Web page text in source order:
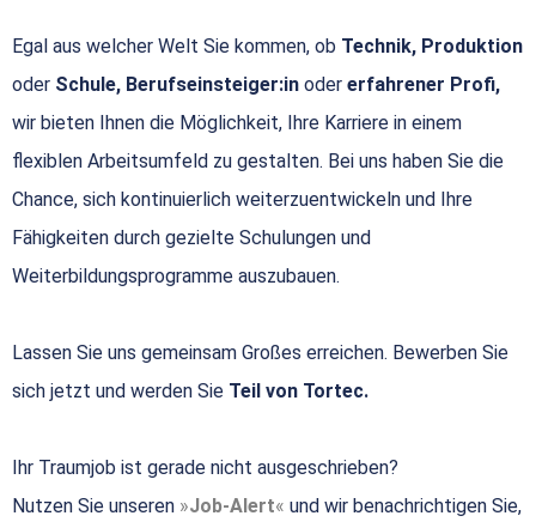
Egal aus welcher Welt Sie kommen, ob Technik, Produktion
oder Schule, Berufseinsteiger:in oder erfahrener Profi,
wir bieten Ihnen die Möglichkeit, Ihre Karriere in einem
flexiblen Arbeitsumfeld zu gestalten. Bei uns haben Sie die
Chance, sich kontinuierlich weiterzuentwickeln und Ihre
Fähigkeiten durch gezielte Schulungen und
Weiterbildungsprogramme auszubauen.
Lassen Sie uns gemeinsam Großes erreichen. Bewerben Sie
sich jetzt und werden Sie Teil von Tortec.
Ihr Traumjob ist gerade nicht ausgeschrieben?
Nutzen Sie unseren
Job-Alert
und wir benachrichtigen Sie,